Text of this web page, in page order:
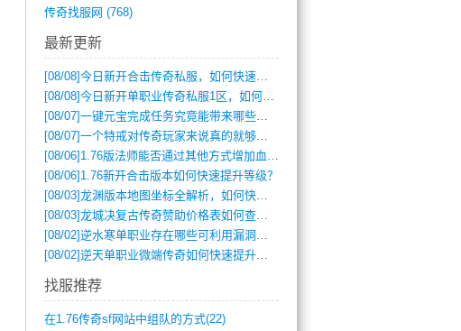
传奇找服网 (768)
最新更新
[08/08]今日新开合击传奇私服，如何快速提升角色战力？
[08/08]今日新开单职业传奇私服1区，如何快速升级与获取顶级装备？
[08/07]一键元宝完成任务究竟能带来哪些超值优势？
[08/07]一个特戒对传奇玩家来说真的就够用了吗？
[08/06] 1.76版法师能否通过其他方式增加血量？
[08/06] 1.76新开合击版本如何快速提升等级？
[08/03]龙渊版本地图坐标全解析，如何快速定位BOSS位置？
[08/03]龙城决复古传奇赞助价格表如何查询？
[08/02]逆水寒单职业存在哪些可利用漏洞？如何快速提升战力？
[08/02]逆天单职业微端传奇如何快速提升战力？新手必看攻略
找服推荐
在1.76传奇sf网站中组队的方式(22)